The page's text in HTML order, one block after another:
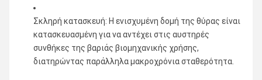
Σκληρή κατασκευή: Η ενισχυμένη δομή της θύρας είναι
κατασκευασμένη για να αντέχει στις αυστηρές
συνθήκες της βαριάς βιομηχανικής χρήσης,
διατηρώντας παράλληλα μακροχρόνια σταθερότητα.